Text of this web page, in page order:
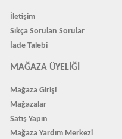
İletişim
Sıkça Sorulan Sorular
İade Talebi
MAĞAZA ÜYELIĞI
Mağaza Girişi
Mağazalar
Satış Yapın
Mağaza Yardım Merkezi